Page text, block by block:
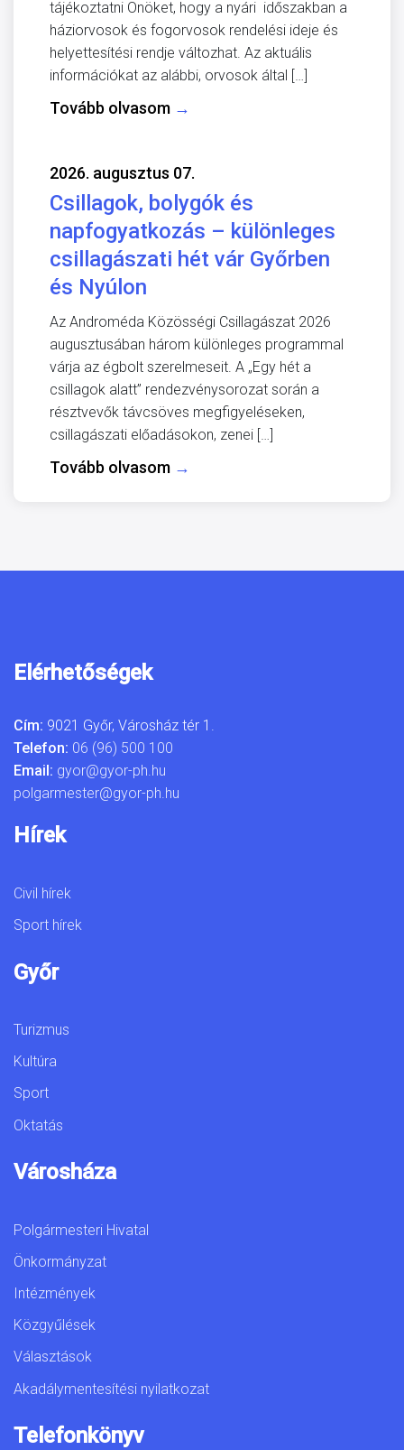
tájékoztatni Önöket, hogy a nyári időszakban a
háziorvosok és fogorvosok rendelési ideje és
helyettesítési rendje változhat. Az aktuális
információkat az alábbi, orvosok által […]
Tovább olvasom →
2026. augusztus 07.
Csillagok, bolygók és
napfogyatkozás – különleges
csillagászati hét vár Győrben
és Nyúlon
Az Androméda Közösségi Csillagászat 2026
augusztusában három különleges programmal
várja az égbolt szerelmeseit. A „Egy hét a
csillagok alatt” rendezvénysorozat során a
résztvevők távcsöves megfigyeléseken,
csillagászati előadásokon, zenei […]
Tovább olvasom →
Elérhetőségek
Cím: 9021 Győr, Városház tér 1.
Telefon: 06 (96) 500 100
Email: gyor@gyor-ph.hu
polgarmester@gyor-ph.hu
Hírek
Civil hírek
Sport hírek
Győr
Turizmus
Kultúra
Sport
Oktatás
Városháza
Polgármesteri Hivatal
Önkormányzat
Intézmények
Közgyűlések
Választások
Akadálymentesítési nyilatkozat
Telefonkönyv